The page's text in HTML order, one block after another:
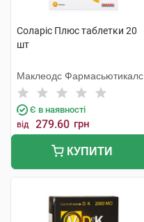
Соларіс Плюс таблетки 20
шт
Маклеодс Фармасьютикалс
Є в наявності
від 279.60 грн
КУПИТИ